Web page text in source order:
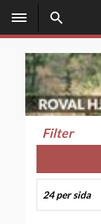
Filter
24 per sida